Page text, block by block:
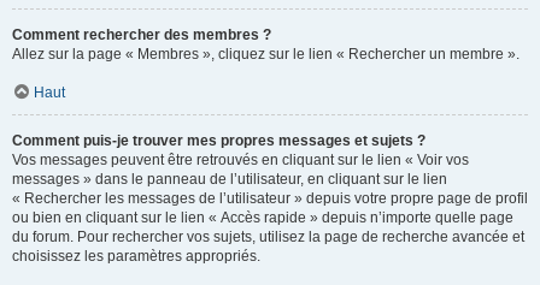
Comment rechercher des membres ?
Allez sur la page « Membres », cliquez sur le lien « Rechercher un membre ».
Haut
Comment puis-je trouver mes propres messages et sujets ?
Vos messages peuvent être retrouvés en cliquant sur le lien « Voir vos
messages » dans le panneau de l’utilisateur, en cliquant sur le lien
« Rechercher les messages de l’utilisateur » depuis votre propre page de profil
ou bien en cliquant sur le lien « Accès rapide » depuis n’importe quelle page
du forum. Pour rechercher vos sujets, utilisez la page de recherche avancée et
choisissez les paramètres appropriés.